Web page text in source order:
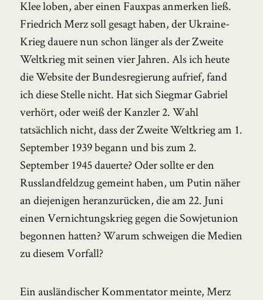
Klee loben, aber einen Fauxpas anmerken ließ.
Friedrich Merz soll gesagt haben, der Ukraine-
Krieg dauere nun schon länger als der Zweite
Weltkrieg mit seinen vier Jahren. Als ich heute
die Website der Bundesregierung aufrief, fand
ich diese Stelle nicht. Hat sich Siegmar Gabriel
verhört, oder weiß der Kanzler 2. Wahl
tatsächlich nicht, dass der Zweite Weltkrieg am 1.
September 1939 begann und bis zum 2.
September 1945 dauerte? Oder sollte er den
Russlandfeldzug gemeint haben, um Putin näher
an diejenigen heranzurücken, die am 22. Juni
einen Vernichtungskrieg gegen die Sowjetunion
begonnen hatten? Warum schweigen die Medien
zu diesem Vorfall?
Ein ausländischer Kommentator meinte, Merz